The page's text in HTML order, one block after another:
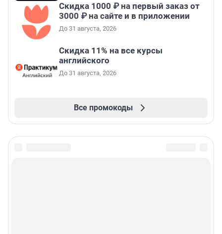
Скидка 1000 ₽ на первый заказ от
3000 ₽ на сайте и в приложении
До 31 августа, 2026
Скидка 11% на все курсы
английского
До 31 августа, 2026
Все промокоды